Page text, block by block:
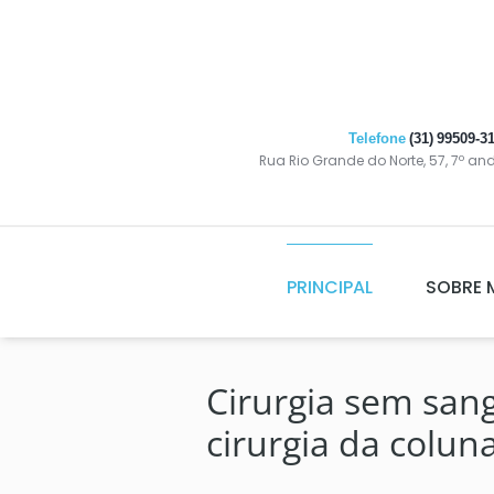
Telefone(31) 99509-
Rua Rio Grande do Norte, 57, 7º
PRINCIPAL SOBRE
Cirurgia sem
cirurgia da